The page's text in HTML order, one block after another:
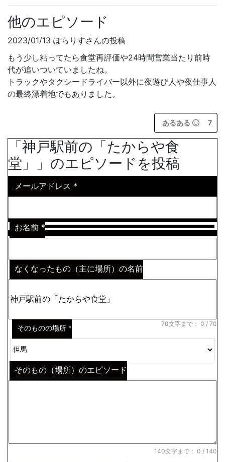
他のエピソード
2023/01/13 ぽらりすさんの投稿
もう少し粘ってたら食堂再評価や24時間営業当たり前時
代が追いついていましたね。
トラックやタクシードライバー以外に夜遊び人や夜仕事人
の最終漂着地でもありました。
あるある 7
「神戸駅前の「たからや食
堂」」のエピソードを投稿
メールアドレス *
お名前 *
なくなったもの（主に場所）の名前
70文字まで： 0 / 70
そのものの場所 *
そのもの（場所）のエピソード
140文字まで： 0 / 140